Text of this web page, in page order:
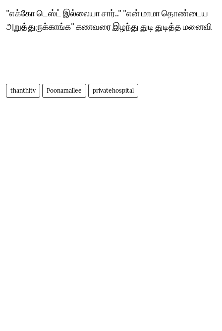
"எக்கோ டெஸ்ட் இல்லையா சார்.." "என் மாமா தொண்டைய
அறுத்துருக்காங்க" கணவரை இழந்து துடி துடித்த மனைவி
thanthitv Poonamallee privatehospital